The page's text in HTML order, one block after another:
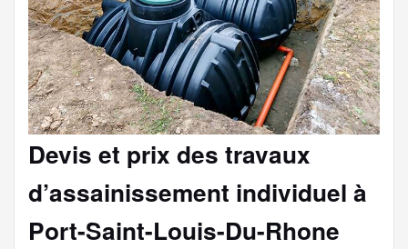
Devis et prix des travaux
d’assainissement individuel à
Port-Saint-Louis-Du-Rhone